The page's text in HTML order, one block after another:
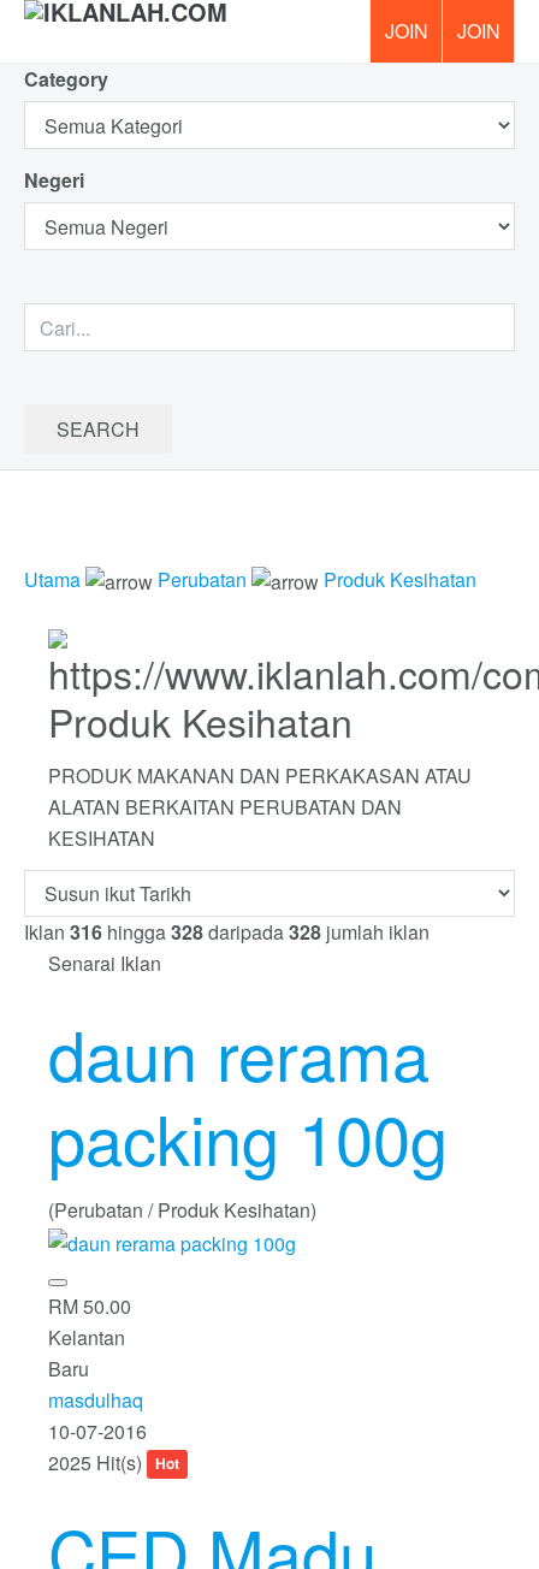
Category
Negeri
Utama Perubatan Produk Kesihatan
Produk Kesihatan
PRODUK MAKANAN DAN PERKAKASAN ATAU
ALATAN BERKAITAN PERUBATAN DAN
KESIHATAN
Iklan 316 hingga328daripada328 jumlah iklan
Senarai Iklan
daun rerama
packing 100g
(Perubatan / Produk Kesihatan)
RM 50.00
Kelantan
Baru
masdulhaq
10-07-2016
2025 Hit(s)
Hot